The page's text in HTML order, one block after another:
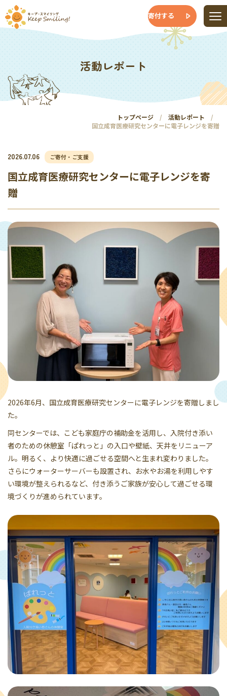
寄付する
活動レポート
トップページ
活動レポート
国立成育医療研究センターに電子レンジを寄贈
2026.07.06 ご寄付・ご支援
国立成育医療研究センターに電子レンジを寄
贈
2026年6月、国立成育医療研究センターに電子レンジを寄贈しまし
た。
同センターでは、こども家庭庁の補助金を活用し、入院付き添い
者のための休憩室「ぱれっと」の入口や壁紙、天井をリニューア
ル。明るく、より快適に過ごせる空間へと生まれ変わりました。
さらにウォーターサーバーも設置され、お水やお湯を利用しやす
い環境が整えられるなど、付き添うご家族が安心して過ごせる環
境づくりが進められています。